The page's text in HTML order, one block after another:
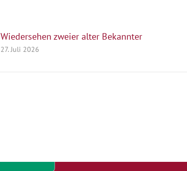
Wiedersehen zweier alter Bekannter
27. Juli 2026